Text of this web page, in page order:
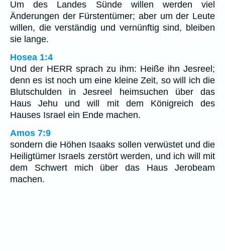
Um des Landes Sünde willen werden viel
Änderungen der Fürstentümer; aber um der Leute
willen, die verständig und vernünftig sind, bleiben
sie lange.
Hosea 1:4
Und der HERR sprach zu ihm: Heiße ihn Jesreel;
denn es ist noch um eine kleine Zeit, so will ich die
Blutschulden in Jesreel heimsuchen über das
Haus Jehu und will mit dem Königreich des
Hauses Israel ein Ende machen.
Amos 7:9
sondern die Höhen Isaaks sollen verwüstet und die
Heiligtümer Israels zerstört werden, und ich will mit
dem Schwert mich über das Haus Jerobeam
machen.